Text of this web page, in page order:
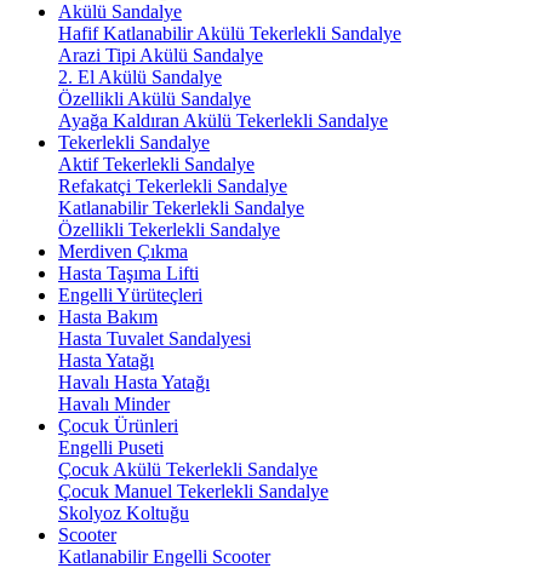
Akülü Sandalye
Hafif Katlanabilir Akülü Tekerlekli Sandalye
Arazi Tipi Akülü Sandalye
2. El Akülü Sandalye
Özellikli Akülü Sandalye
Ayağa Kaldıran Akülü Tekerlekli Sandalye
Tekerlekli Sandalye
Aktif Tekerlekli Sandalye
Refakatçi Tekerlekli Sandalye
Katlanabilir Tekerlekli Sandalye
Özellikli Tekerlekli Sandalye
Merdiven Çıkma
Hasta Taşıma Lifti
Engelli Yürüteçleri
Hasta Bakım
Hasta Tuvalet Sandalyesi
Hasta Yatağı
Havalı Hasta Yatağı
Havalı Minder
Çocuk Ürünleri
Engelli Puseti
Çocuk Akülü Tekerlekli Sandalye
Çocuk Manuel Tekerlekli Sandalye
Skolyoz Koltuğu
Scooter
Katlanabilir Engelli Scooter